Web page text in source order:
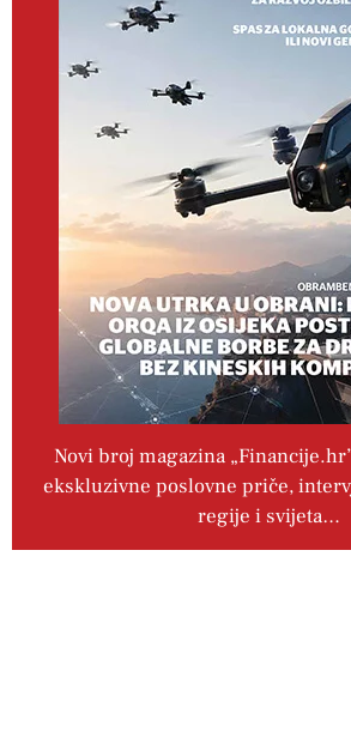
Novi broj magazina
ekskluzivne poslovne priče,
regije i svijeta…